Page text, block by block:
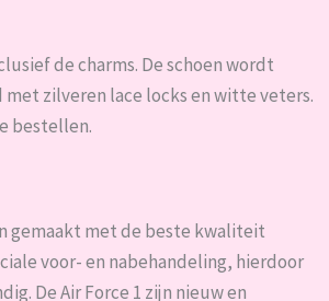
de charms. De schoen wordt
zilveren lace locks en witte veters.
bestellen.
gemaakt met de beste kwaliteit
voor- en nabehandeling, hierdoor
De Air Force 1 zijn nieuw en